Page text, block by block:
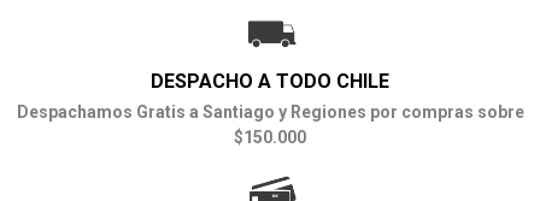
DESPACHO A TODO CHILE
Despachamos Gratis a Santiago y Regiones por compras sobre
$150.000